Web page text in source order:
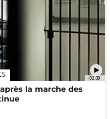
02:30
la marche des